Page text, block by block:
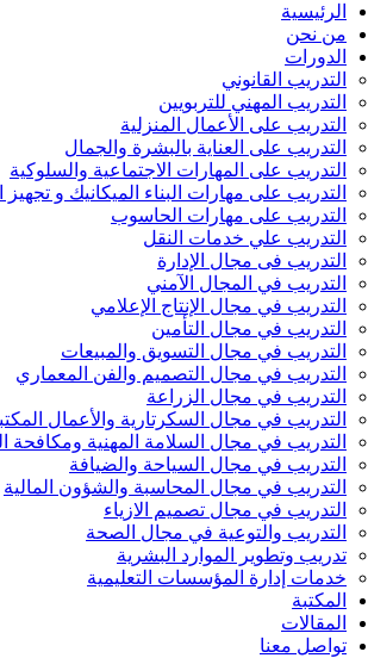
الرئيسية
من نحن
الدورات
التدريب القانوني
التدريب المهني للتربويين
التدريب على الأعمال المنزلية
التدريب على العناية بالبشرة والجمال
التدريب على المهارات الاجتماعية والسلوكية
التدريب على مهارات البناء الميكانيك و تجهيز
التدريب على مهارات الحاسوب
التدريب علي خدمات النقل
التدريب فى مجال الإدارة
التدريب في المجال الآمني
التدريب في مجال الإنتاج الإعلامي
التدريب في مجال التأمين
التدريب في مجال التسويق والمبيعات
التدريب في مجال التصميم والفن المعماري
التدريب في مجال الزراعة
التدريب في مجال السكرتارية والأعمال
التدريب في مجال السلامة المهنية ومكافحة
التدريب في مجال السياحة والضيافة
التدريب في مجال المحاسبة والشؤون المالية
التدريب في مجال تصميم الازياء
التدريب والتوعية في مجال الصحة
تدريب وتطوير الموارد البشرية
خدمات إدارة المؤسسات التعليمية
المكتبة
المقالات
تواصل معنا